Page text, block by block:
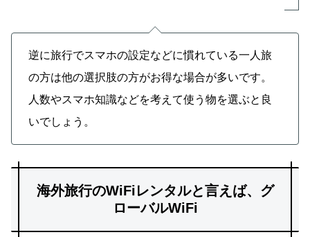
逆に旅行でスマホの設定などに慣れている一人旅
の方は他の選択肢の方がお得な場合が多いです。
人数やスマホ知識などを考えて使う物を選ぶと良
いでしょう。
海外旅行のWiFiレンタルと言えば、グ
ローバルWiFi